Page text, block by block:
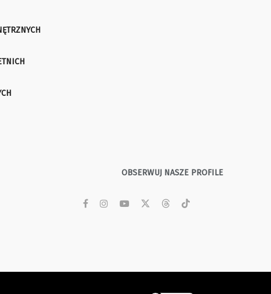
OBSERWUJ NASZE PROFILE